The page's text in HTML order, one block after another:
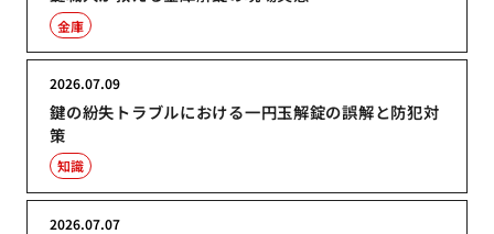
金庫
鍵の紛失トラブルにおける一円玉解錠の誤解と防犯対
策
2026.07.09
知識
2026.07.07